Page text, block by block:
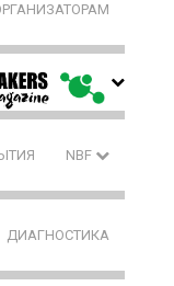
NBF
ДИАГНОСТИКА